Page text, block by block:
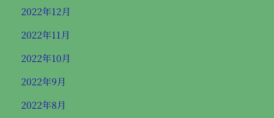
2022年12月
2022年11月
2022年10月
2022年9月
2022年8月